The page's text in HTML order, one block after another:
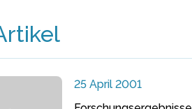
25 April 2001